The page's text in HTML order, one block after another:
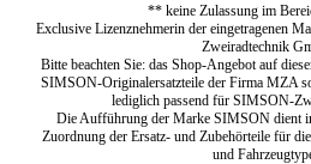
** keine Zulassung im
Exclusive Lizenznehmerin der eingetragenen
Zweiradtechnik
Bitte beachten Sie: das Shop-Angebot auf
SIMSON-Originalersatzteile der Firma MZA
lediglich passend für SIMSON-
Die Aufführung der Marke SIMSON dient
Zuordnung der Ersatz- und Zubehörteile für
und